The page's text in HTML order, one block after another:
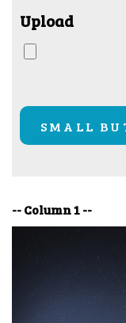
Upload
-- Column 1 --